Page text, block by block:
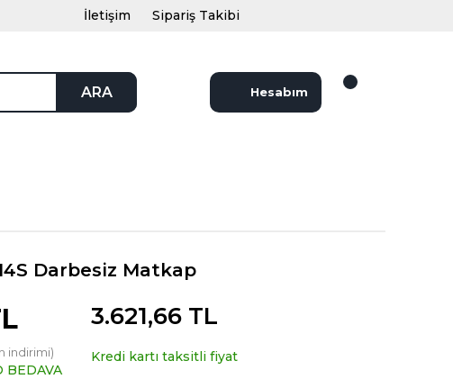
İletişim Sipariş Takibi
ARA Hesabım
Darbesiz Matkap
indirimi)
BEDAVA
3.621,66 TL
Kredi kartı taksitli fiyat